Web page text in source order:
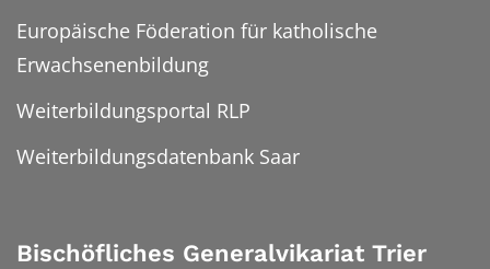
Europäische Föderation für katholische
Erwachsenenbildung
Weiterbildungsportal RLP
Weiterbildungsdatenbank Saar
Bischöfliches Generalvikariat Trier